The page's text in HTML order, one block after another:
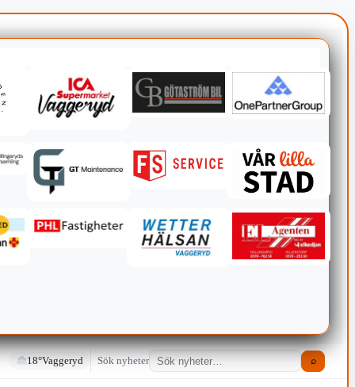
18°Vaggeryd Sök nyheter ⌕